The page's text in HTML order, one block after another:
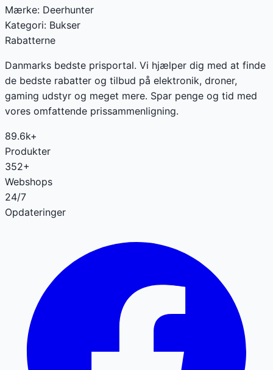
Mærke: Deerhunter
Kategori: Bukser
Rabatterne
Danmarks bedste prisportal. Vi hjælper dig med at finde
de bedste rabatter og tilbud på elektronik, droner,
gaming udstyr og meget mere. Spar penge og tid med
vores omfattende prissammenligning.
89.6k+
Produkter
352+
Webshops
24/7
Opdateringer